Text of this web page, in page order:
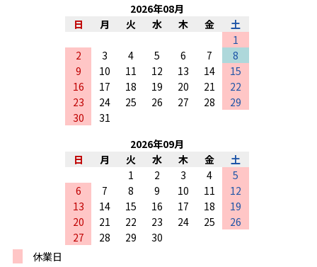
2026年08月
日
月 火 水 木 金
土
1
2
3 4 5 6 7
8
9
10 11 12 13 14
15
16
17 18 19 20 21
22
23
24 25 26 27 28
29
30
31
2026年09月
日
月 火 水 木 金
土
1
2 3 4
5
6
7 8 9 10 11
12
13
14 15 16 17 18
19
20
21 22 23 24 25
26
27
28 29
30
休業日